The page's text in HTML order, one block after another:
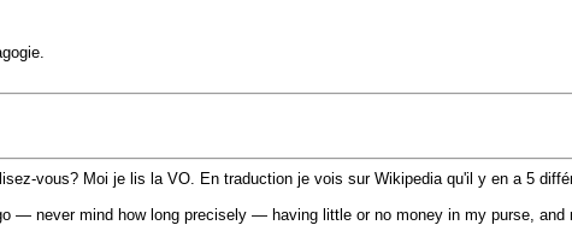
vous? Moi je lis la VO. En traduction je vois sur Wikipedia qu'il y en a 5
— never mind how long precisely — having little or no money in my purse,